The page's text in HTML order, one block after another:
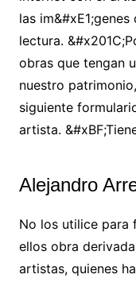
las
lectura.
obras que tengan
nuestro
siguiente
artista.
Alejandro
No los utilice para
ellos obra
artistas, quienes